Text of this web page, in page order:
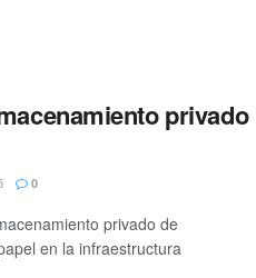
privado
0
privado de
en la infraestructura